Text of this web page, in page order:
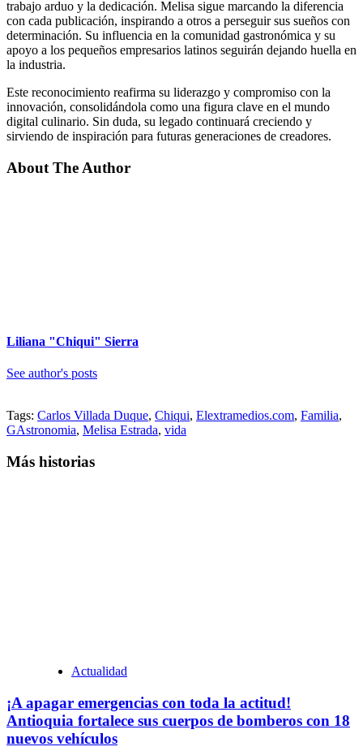
trabajo arduo y la dedicación. Melisa sigue marcando la diferencia
con cada publicación, inspirando a otros a perseguir sus sueños con
determinación. Su influencia en la comunidad gastronómica y su
apoyo a los pequeños empresarios latinos seguirán dejando huella en
la industria.
Este reconocimiento reafirma su liderazgo y compromiso con la
innovación, consolidándola como una figura clave en el mundo
digital culinario. Sin duda, su legado continuará creciendo y
sirviendo de inspiración para futuras generaciones de creadores.
About The Author
Liliana "Chiqui" Sierra
See author's posts
Tags: Carlos Villada Duque, Chiqui, Elextramedios.com, Familia,
GAstronomia, Melisa Estrada, vida
Más historias
Actualidad
¡A apagar emergencias con toda la actitud!
Antioquia fortalece sus cuerpos de bomberos con 18
nuevos vehículos